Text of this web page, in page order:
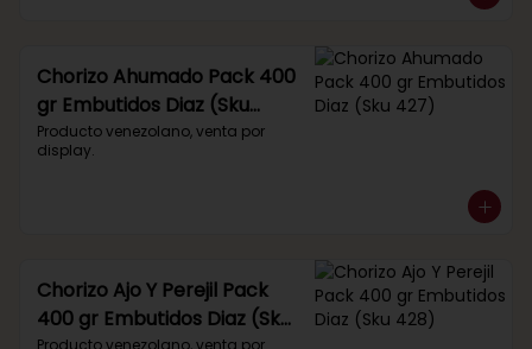
Chorizo Ahumado Pack 400
gr Embutidos Diaz (Sku
427)
Producto venezolano, venta por
display.
Chorizo Ajo Y Perejil Pack
400 gr Embutidos Diaz (Sku
Producto venezolano, venta por